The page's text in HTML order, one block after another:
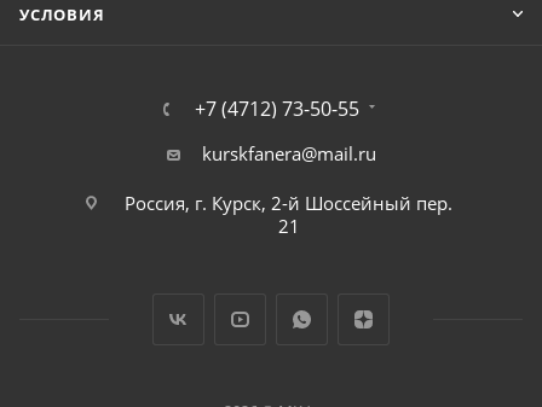
УСЛОВИЯ
+7 (4712) 73-50-55
kurskfanera@mail.ru
Россия, г. Курск, 2-й Шоссейный пер.
21